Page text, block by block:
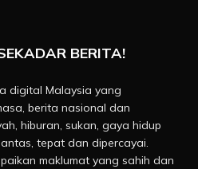
BERITA!
digital Malaysia yang
berita nasional dan
hiburan, sukan, gaya hidup
tepat dan dipercayai.
maklumat yang sahih dan